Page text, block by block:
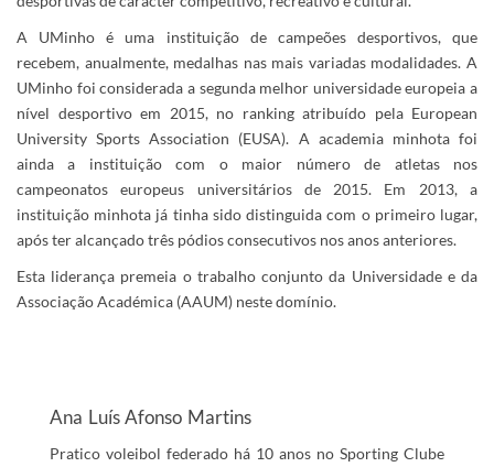
A UMinho é uma instituição de campeões desportivos, que
recebem, anualmente, medalhas nas mais variadas modalidades. A
UMinho foi considerada a segunda melhor universidade europeia a
nível desportivo em 2015, no ranking atribuído pela European
University Sports Association (EUSA). A academia minhota foi
ainda a instituição com o maior número de atletas nos
campeonatos europeus universitários de 2015. Em 2013, a
instituição minhota já tinha sido distinguida com o primeiro lugar,
após ter alcançado três pódios consecutivos nos anos anteriores.
Esta liderança premeia o trabalho conjunto da Universidade e da
Associação Académica (AAUM) neste domínio.
Ana Luís Afonso Martins
Pratico voleibol federado há 10 anos no Sporting Clube